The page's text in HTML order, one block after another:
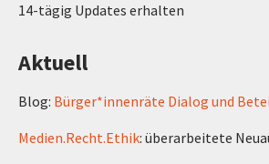
14-tägig Updates erhalten
Aktuell
Blog: Bürger*innenräte Dialog und
Medien.Recht.Ethik: überarbeitete